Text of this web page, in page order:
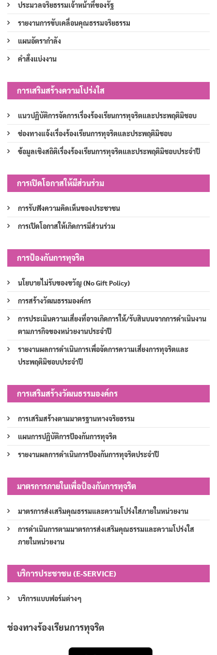
ประมวลจริยธรรมเจ้าหน้าที่ของรัฐ
รายงานการขับเคลื่อนคุณธรรมจริยธรรม
แผนอัตรากำลัง
คำสั่งแบ่งงาน
การเสริมสร้างความโปร่งใส
แนวปฏิบัติการจัดการเรื่องร้องเรียนการทุจริตและประพฤติมิชอบ
ช่องทางแจ้งเรื่องร้องเรียนการทุจริตและประพฤติมิชอบ
ข้อมูลเชิงสถิติเรื่องร้องเรียนการทุจริตและประพฤติมิชอบประจำปี
การเปิดโอกาสให้มีส่วนร่วม
การรับฟังความคิดเห็นของประชาชน
การเปิดโอกาสให้เกิดการมีส่วนร่วม
การป้องกันการทุจริต
นโยบายไม่รับของขวัญ (No Gift Policy)
การสร้างวัฒนธรรมองค์กร
การประเมินความเสี่ยงที่อาจเกิดการให้/รับสินบนจากการดำเนินงาน
ตามภารกิจของหน่วยงานประจำปี
รายงานผลการดำเนินการเพื่อจัดการความเสี่ยงการทุจริตและ
ประพฤติมิชอบประจำปี
การเสริมสร้างวัฒนธรรมองค์กร
การเสริมสร้างตามมาตรฐานทางจริยธรรม
แผนการปฏิบัติการป้องกันการทุจริต
รายงานผลการดำเนินการป้องกันการทุจริตประจำปี
มาตรการภายในเพื่อป้องกันการทุจริต
มาตรการส่งเสริมคุณธรรมและความโปร่งใสภายในหน่วยงาน
การดำเนินการตามมาตรการส่งเสริมคุณธรรมและความโปร่งใส
ภายในหน่วยงาน
บริการประชาชน (E-SERVICE)
บริการแบบฟอร์มต่างๆ
ช่องทางร้องเรียนการทุจริต